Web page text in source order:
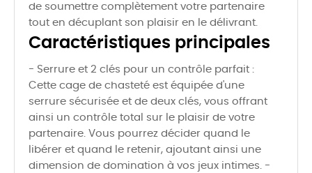
de soumettre complètement votre partenaire
tout en décuplant son plaisir en le délivrant.
Caractéristiques principales
- Serrure et 2 clés pour un contrôle parfait :
Cette cage de chasteté est équipée d'une
serrure sécurisée et de deux clés, vous offrant
ainsi un contrôle total sur le plaisir de votre
partenaire. Vous pourrez décider quand le
libérer et quand le retenir, ajoutant ainsi une
dimension de domination à vos jeux intimes. -